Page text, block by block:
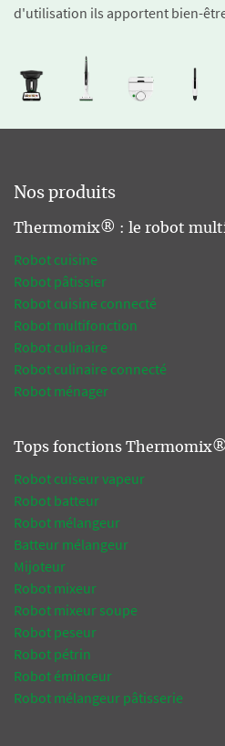
d'utilisation ils apportent bien-
Nos produits
Thermomix® : le robot
Robot cuisine
Robot pâtissier
Robot cuisine connecté
Robot multifonction
Robot culinaire
Robot culinaire connecté
Robot ménager
Tops fonctions Thermomix®
Robot cuiseur vapeur
Robot batteur
Robot mélangeur
Batteur mélangeur
Mijoteur
Robot mixeur
Robot mixeur soupe
Robot peseur
Robot pétrin
Robot éminceur
Robot mélangeur pâtisserie